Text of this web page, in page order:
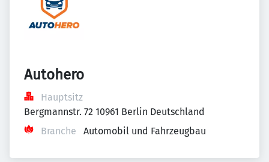
Autohero
Hauptsitz
Bergmannstr. 72 10961 Berlin Deutschland
Branche
Automobil und Fahrzeugbau